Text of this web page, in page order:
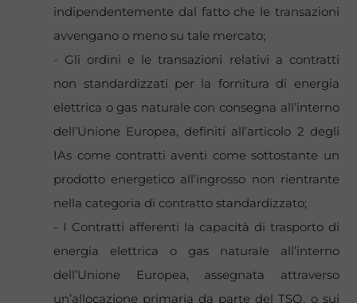
indipendentemente dal fatto che le transazioni
avvengano o meno su tale mercato;
- Gli ordini e le transazioni relativi a contratti
non standardizzati per la fornitura di energia
elettrica o gas naturale con consegna all’interno
dell’Unione Europea, definiti all’articolo 2 degli
IAs come contratti aventi come sottostante un
prodotto energetico all’ingrosso non rientrante
nella categoria di contratto standardizzato;
- I Contratti afferenti la capacità di trasporto di
energia elettrica o gas naturale all’interno
dell’Unione Europea, assegnata attraverso
un’allocazione primaria da parte del TSO, o sui